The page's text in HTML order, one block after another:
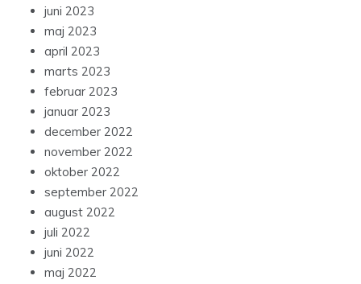
juni 2023
maj 2023
april 2023
marts 2023
februar 2023
januar 2023
december 2022
november 2022
oktober 2022
september 2022
august 2022
juli 2022
juni 2022
maj 2022